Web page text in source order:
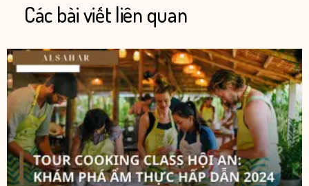
Các bài viết liên quan